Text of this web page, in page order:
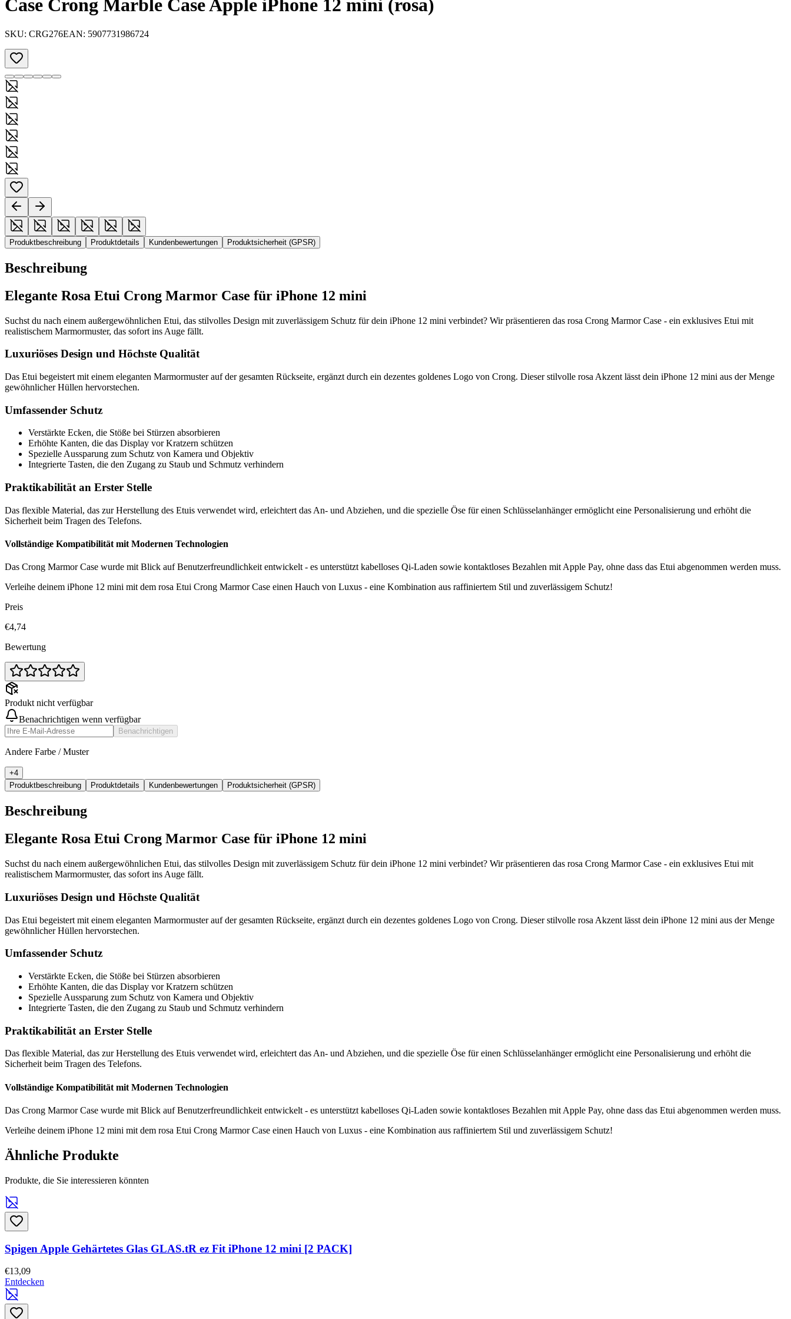
Case Crong Marble Case Apple iPhone 12 mini (rosa)
SKU: CRG276EAN: 5907731986724
Produktbeschreibung Produktdetails Kundenbewertungen Produktsicherheit (GPSR)
Beschreibung
Elegante Rosa Etui Crong Marmor Case für iPhone 12 mini
Suchst du nach einem außergewöhnlichen Etui, das stilvolles Design mit zuverlässigem Schutz für dein iPhone 12 mini verbindet? Wir präsentieren das rosa Crong Marmor Case - ein exklusives Etui mit
realistischem Marmormuster, das sofort ins Auge fällt.
Luxuriöses Design und Höchste Qualität
Das Etui begeistert mit einem eleganten Marmormuster auf der gesamten Rückseite, ergänzt durch ein dezentes goldenes Logo von Crong. Dieser stilvolle rosa Akzent lässt dein iPhone 12 mini aus der Menge
gewöhnlicher Hüllen hervorstechen.
Umfassender Schutz
Verstärkte Ecken, die Stöße bei Stürzen absorbieren
Erhöhte Kanten, die das Display vor Kratzern schützen
Spezielle Aussparung zum Schutz von Kamera und Objektiv
Integrierte Tasten, die den Zugang zu Staub und Schmutz verhindern
Praktikabilität an Erster Stelle
Das flexible Material, das zur Herstellung des Etuis verwendet wird, erleichtert das An- und Abziehen, und die spezielle Öse für einen Schlüsselanhänger ermöglicht eine Personalisierung und erhöht die
Sicherheit beim Tragen des Telefons.
Vollständige Kompatibilität mit Modernen Technologien
Das Crong Marmor Case wurde mit Blick auf Benutzerfreundlichkeit entwickelt - es unterstützt kabelloses Qi-Laden sowie kontaktloses Bezahlen mit Apple Pay, ohne dass das Etui abgenommen werden muss.
Verleihe deinem iPhone 12 mini mit dem rosa Etui Crong Marmor Case einen Hauch von Luxus - eine Kombination aus raffiniertem Stil und zuverlässigem Schutz!
Preis
€4,74
Bewertung
Produkt nicht verfügbar
Benachrichtigen wenn verfügbar
Benachrichtigen
Andere Farbe / Muster
+4
Produktbeschreibung
Produktdetails Kundenbewertungen Produktsicherheit (GPSR)
Beschreibung
Elegante Rosa Etui Crong Marmor Case für iPhone 12 mini
Suchst du nach einem außergewöhnlichen Etui, das stilvolles Design mit zuverlässigem Schutz für dein iPhone 12 mini verbindet? Wir präsentieren das rosa Crong Marmor Case - ein exklusives Etui mit
realistischem Marmormuster, das sofort ins Auge fällt.
Luxuriöses Design und Höchste Qualität
Das Etui begeistert mit einem eleganten Marmormuster auf der gesamten Rückseite, ergänzt durch ein dezentes goldenes Logo von Crong. Dieser stilvolle rosa Akzent lässt dein iPhone 12 mini aus der Menge
gewöhnlicher Hüllen hervorstechen.
Umfassender Schutz
Verstärkte Ecken, die Stöße bei Stürzen absorbieren
Erhöhte Kanten, die das Display vor Kratzern schützen
Spezielle Aussparung zum Schutz von Kamera und Objektiv
Integrierte Tasten, die den Zugang zu Staub und Schmutz verhindern
Praktikabilität an Erster Stelle
Das flexible Material, das zur Herstellung des Etuis verwendet wird, erleichtert das An- und Abziehen, und die spezielle Öse für einen Schlüsselanhänger ermöglicht eine Personalisierung und erhöht die
Sicherheit beim Tragen des Telefons.
Vollständige Kompatibilität mit Modernen Technologien
Das Crong Marmor Case wurde mit Blick auf Benutzerfreundlichkeit entwickelt - es unterstützt kabelloses Qi-Laden sowie kontaktloses Bezahlen mit Apple Pay, ohne dass das Etui abgenommen werden muss.
Verleihe deinem iPhone 12 mini mit dem rosa Etui Crong Marmor Case einen Hauch von Luxus - eine Kombination aus raffiniertem Stil und zuverlässigem Schutz!
Ähnliche Produkte
Produkte, die Sie interessieren könnten
Spigen Apple Gehärtetes Glas GLAS.tR ez Fit iPhone 12 mini [2 PACK]
€13,09
Entdecken